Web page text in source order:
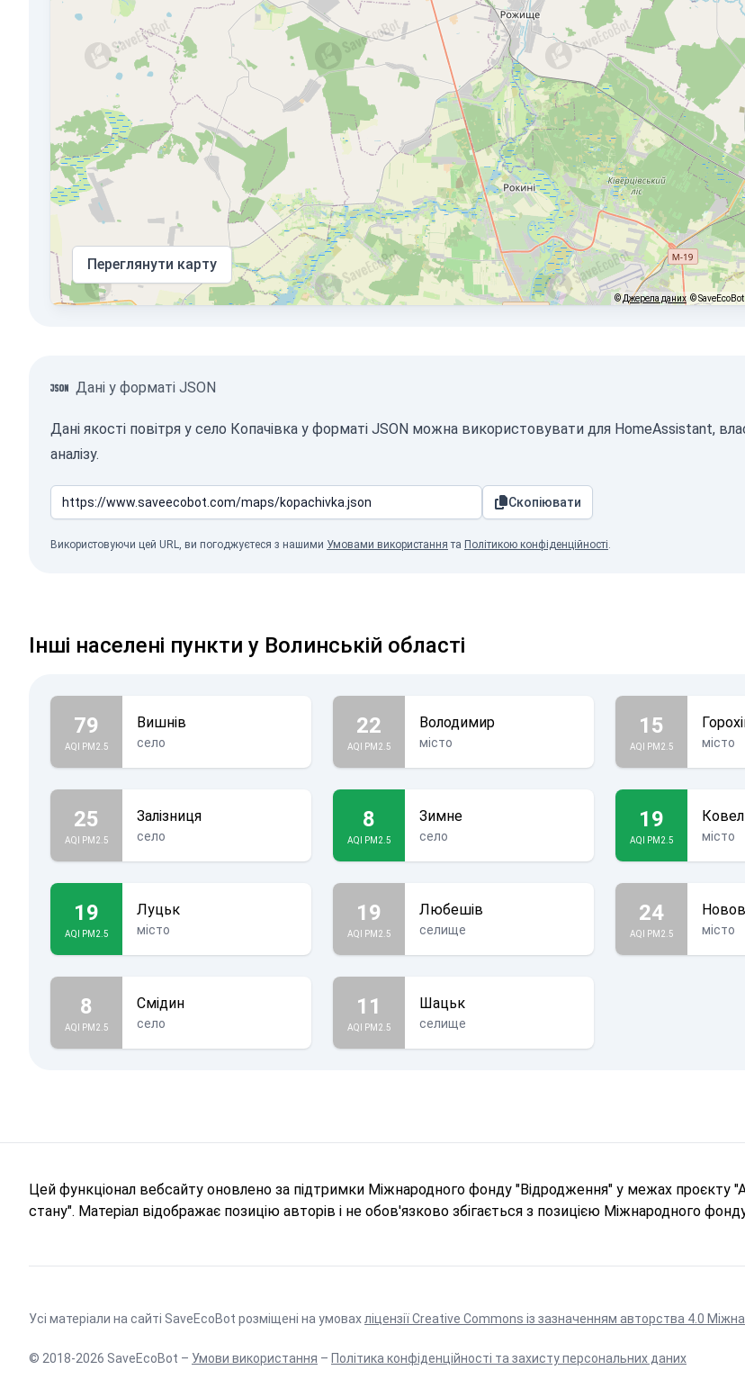
Переглянути карту
©Джерела даних © SaveEcoBot
Дані у форматі JSON
Дані якості повітря у село Копачівка у форматі JSON можна використовувати для HomeAssistant,
аналізу.
Скопіювати
Використовуючи цей URL, ви погоджуєтеся з нашими Умовами використання та Політикою конфіденційності.
Інші населені пункти у Волинській області
79
AQI PM2.5
Вишнів
село
22
AQI PM2.5
Володимир
місто
15
AQI PM2.5 місто
25
AQI PM2.5
Залізниця
село
8
AQI PM2.5
Зимне
село
19
AQI PM2.5 місто
19
AQI PM2.5
Луцьк
місто
19
AQI PM2.5
Любешів
селище
24
AQI PM2.5 місто
8
AQI PM2.5
Смідин
село
11
AQI PM2.5
Шацьк
селище
Цей функціонал вебсайту оновлено за підтримки Міжнародного фонду "Відродження" у межах проєкту
стану". Матеріал відображає позицію авторів і не обов'язково збігається з позицією Міжнародного
Усі матеріали на сайті SaveEcoBot розміщені на умовахліцензії Creative Commons із зазначенням авторства 4.0
© 2018-2026 SaveEcoBot – Умови використання – Політика конфіденційності та захисту персональних даних